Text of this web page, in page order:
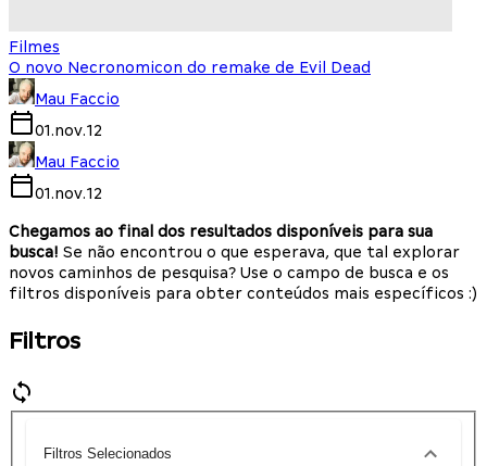
Filmes
O novo Necronomicon do remake de Evil Dead
Mau Faccio
01.nov.12
Mau Faccio
01.nov.12
Chegamos ao final dos resultados disponíveis para sua
busca! Se não encontrou o que esperava, que tal explorar
novos caminhos de pesquisa? Use o campo de busca e os
filtros disponíveis para obter conteúdos mais específicos :)
Filtros
Filtros Selecionados